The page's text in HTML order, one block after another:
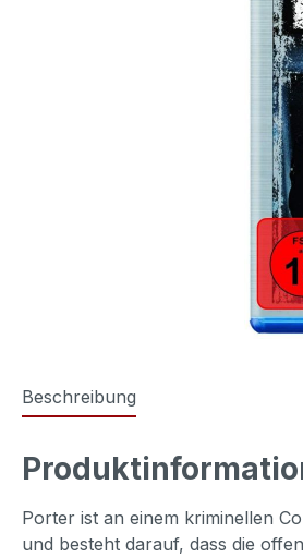
Beschreibung
Porter ist an einem kriminellen
und besteht darauf, dass die